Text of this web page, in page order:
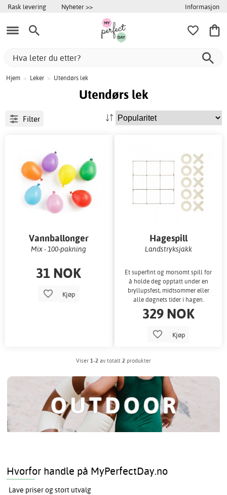
Rask levering Nyheter >> Informasjon
Hjem > Leker > Utendørs lek
Utendørs lek
Filter
Vannballonger
Mix - 100-pakning
31 NOK
Kjøp
Hagespill
Landstryksjakk
Et superfint og morsomt spill for
å holde deg opptatt under en
bryllupsfest, midtsommer eller
alle døgnets tider i hagen.
329 NOK
Kjøp
Viser 1-2 av totalt 2 produkter
Hvorfor handle på MyPerfectDay.no
Lave priser og stort utvalg